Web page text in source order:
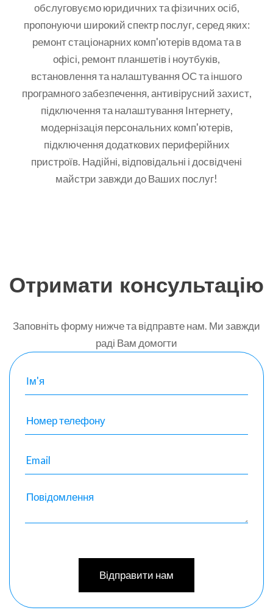
обслуговуємо юридичних та фізичних осіб,
пропонуючи широкий спектр послуг, серед яких:
ремонт стаціонарних комп'ютерів вдома та в
офісі, ремонт планшетів і ноутбуків,
встановлення та налаштування ОС та іншого
програмного забезпечення, антивірусний захист,
підключення та налаштування Інтернету,
модернізація персональних комп'ютерів,
підключення додаткових периферійних
пристроїв. Надійні, відповідальні і досвідчені
майстри завжди до Ваших послуг!
Отримати консультацію
Заповніть форму нижче та відправте нам. Ми завжди
раді Вам домогти
Відправити нам